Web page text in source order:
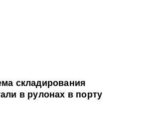
складирования
в рулонах в порту